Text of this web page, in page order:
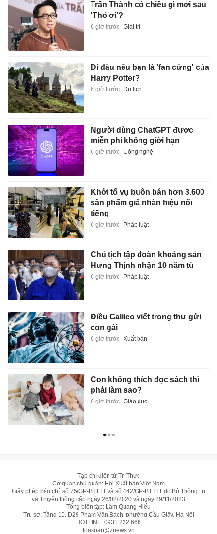
Trấn Thành có chiêu gì mới sau
'Thỏ ơi'?
6 giờ trước Giải trí
Đi đâu nếu bạn là 'fan cứng' của
Harry Potter?
6 giờ trước Du lịch
Người dùng ChatGPT được
miễn phí không giới hạn
6 giờ trước Công nghệ
Khởi tố vụ buôn bán hơn 3.600
sản phẩm giả nhãn hiệu nổi
tiếng
6 giờ trước Pháp luật
Chủ tịch tập đoàn khoáng sản
Hưng Thịnh nhận 10 năm tù
6 giờ trước Pháp luật
Điều Galileo viết trong thư gửi
con gái
6 giờ trước Xuất bản
Con không thích đọc sách thì
phải làm sao?
6 giờ trước Giáo dục
Tạp chí điện tử Tri Thức
Cơ quan chủ quản: Hội Xuất bản Việt Nam
Giấy phép báo chí: số 75/GP-BTTTT và số 442/GP-BTTTT do Bộ Thông tin
và Truyền thông cấp ngày 26/02/2020 và ngày 29/11/2023
Tổng biên tập: Lâm Quang Hiếu
Trụ sở: Tầng 10, D29 Phạm Văn Bạch, phường Cầu Giấy, Hà Nội
HOTLINE: 0931.222.666
toasoan@znews.vn